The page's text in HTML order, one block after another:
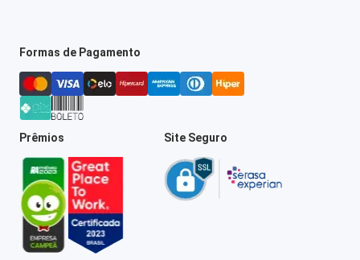
Formas de Pagamento
Prêmios Site Seguro